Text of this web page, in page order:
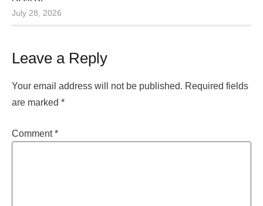
July 28, 2026
Leave a Reply
Your email address will not be published. Required fields
are marked *
Comment*